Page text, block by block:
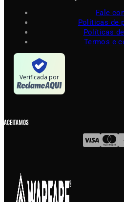
Fale
Políticas de
Políticas
Termos e
Verificada por
ACEITAMOS